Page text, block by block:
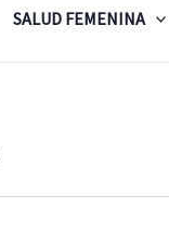
SALUD FEMENINA